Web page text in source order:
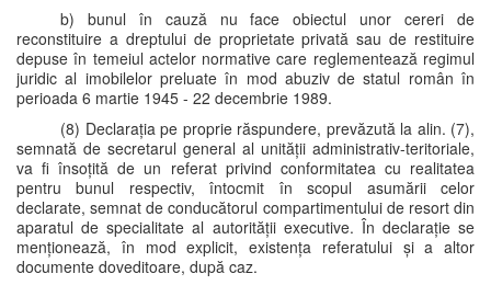
b) bunul în cauză nu face obiectul unor cereri de
reconstituire a dreptului de proprietate privată sau de restituire
depuse în temeiul actelor normative care reglementează regimul
juridic al imobilelor preluate în mod abuziv de statul român în
perioada 6 martie 1945 - 22 decembrie 1989.
(8) Declarația pe proprie răspundere, prevăzută la alin. (7),
semnată de secretarul general al unității administrativ-teritoriale,
va fi însoțită de un referat privind conformitatea cu realitatea
pentru bunul respectiv, întocmit în scopul asumării celor
declarate, semnat de conducătorul compartimentului de resort din
aparatul de specialitate al autorității executive. În declarație se
menționează, în mod explicit, existența referatului și a altor
documente doveditoare, după caz.